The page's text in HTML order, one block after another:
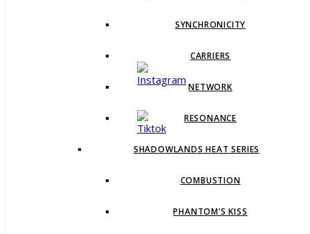
SYNCHRONICITY
CARRIERS
NETWORK
RESONANCE
SHADOWLANDS HEAT SERIES
COMBUSTION
PHANTOM’S KISS